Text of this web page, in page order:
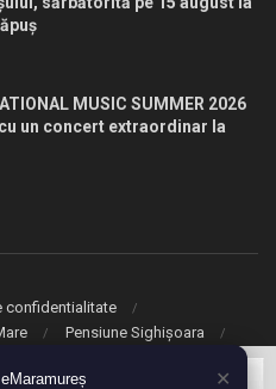
MUSIC SUMMER 2026
un concert extraordinar la
confidentialitate
Pensiune Sighișoara
rezervate. ✕